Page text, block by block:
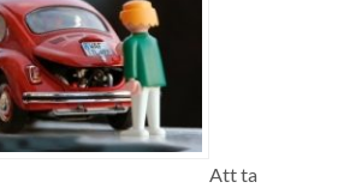
Att ta